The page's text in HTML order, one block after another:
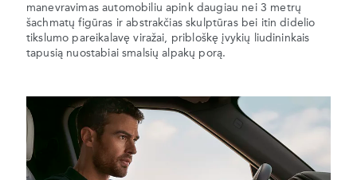
manevravimas automobiliu apink daugiau nei 3 metrų
šachmatų figūras ir abstrakčias skulptūras bei itin didelio
tikslumo pareikalavę viražai, pribloškę įvykių liudininkais
tapusią nuostabiai smalsių alpakų porą.